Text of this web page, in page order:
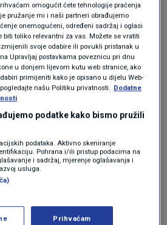
Oglas
omogućit ćete tehnologije praćenja
pružanje mi i naši partneri obrađujemo
onemogućeni, određeni sadržaj i oglasi
toliko relevantni za vas. Možete se vratiti
svoje odabire ili povukli pristanak u
Upravljaj postavkama poveznicu pri dnu
u donjem lijevom kutu web stranice, ako
primijeniti kako je opisano u dijelu Web-
našu Politiku privatnosti. Dodatne
podatke kako bismo pružili
podataka. Aktivno skeniranje
Pohrana i/ili pristup podacima na
i sadržaj, mjerenje oglašavanja i
usluga.
Prihvaćam